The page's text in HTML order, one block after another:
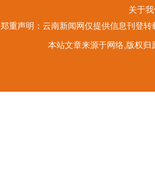
关于
郑重声明：云南新闻网仅提供信息刊登
本站文章来源于网络,版权